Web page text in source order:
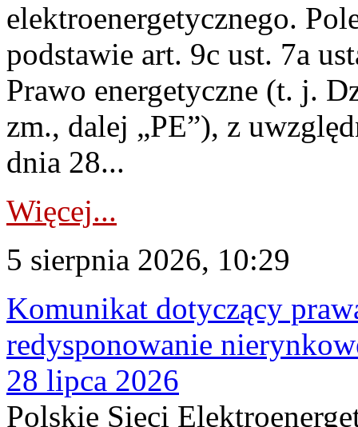
elektroenergetycznego.
podstawie art. 9c ust. 7a
Prawo energetyczne (t. j.
zm., dalej „PE”), z
dnia 28...
Więcej...
5 sierpnia 2026, 10:29
Komunikat dotyczący
redysponowanie
28 lipca 2026
Polskie Sieci